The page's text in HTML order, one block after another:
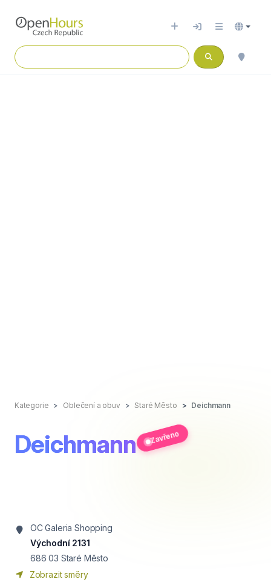
Kategorie Oblečení a obuv Staré Město Deichmann
Deichmann Zavřeno
OC Galeria Shopping
Východní 2131
686 03 Staré Město
Zobrazit směry